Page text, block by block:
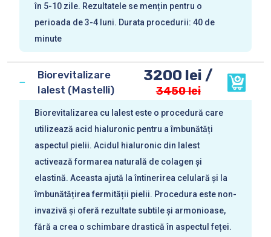
în 5-10 zile. Rezultatele se mențin pentru o
perioada de 3-4 luni. Durata procedurii: 40 de
minute
Biorevitalizare
Ialest (Mastelli)
3200 lei /
3450 lei
Biorevitalizarea cu Ialest este o procedură care
utilizează acid hialuronic pentru a îmbunătăți
aspectul pielii. Acidul hialuronic din Ialest
activează formarea naturală de colagen și
elastină. Aceasta ajută la întinerirea celulară și la
îmbunătățirea fermității pielii. Procedura este non-
invazivă și oferă rezultate subtile și armonioase,
fără a crea o schimbare drastică în aspectul feței.